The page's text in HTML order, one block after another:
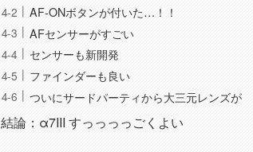
AF-ONボタンが付いた…！！
AFセンサーがすごい
センサーも新開発
ファインダーも良い
ついにサードパーティから大三元レンズが
結論：α7III すっっっっごくよい